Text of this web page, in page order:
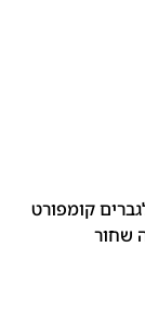
קומפורט